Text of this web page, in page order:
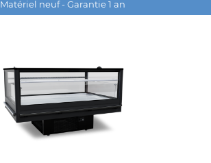
Matériel neuf - Garantie 1 an